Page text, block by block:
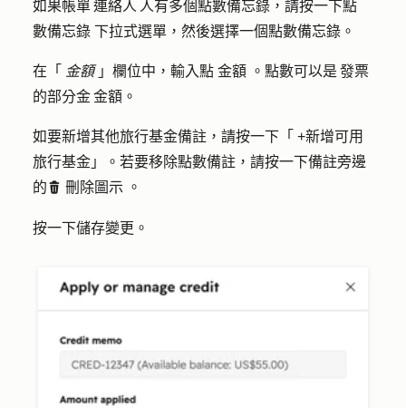
如果帳單 連絡人 人有多個點數備忘錄，請按一下點
數備忘錄 下拉式選單，然後選擇一個點數備忘錄 。
在「 金額 」欄位中，輸入點 金額 。點數可以是 發票
的部分金 金額。
如要新增其他旅行基金備註，請按一下「 +新增可用
旅行基金 」。若要移除點數備註，請按一下備註旁邊
的delete 刪除圖示 。
按一下儲存變更 。